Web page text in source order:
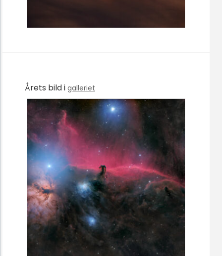
Årets bild i galleriet